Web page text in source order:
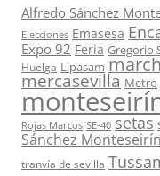
Alfredo Sánchez
Elecciones Emasesa
Expo 92 Feria Gregorio
Huelga Lipasam
mercasevilla Metro
Rojas Marcos SE-40 setas
Sánchez Monteseirín
tranvía de sevilla